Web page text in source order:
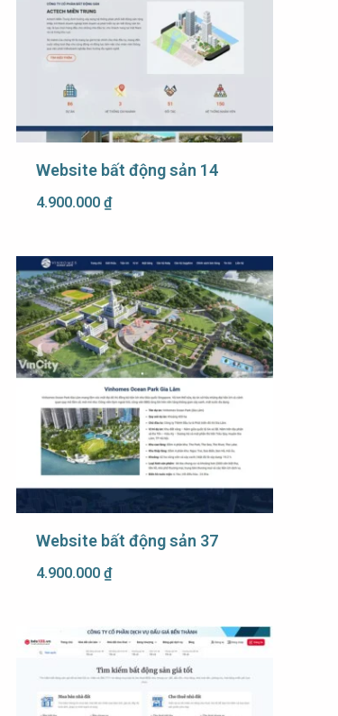
Website bất động sản 14
4.900.000 ₫
Website bất động sản 37
4.900.000 ₫